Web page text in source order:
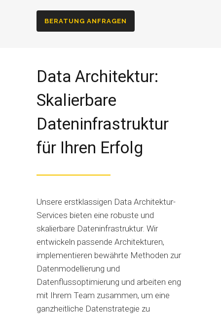
BERATUNG ANFRAGEN
Data Architektur:
Skalierbare
Dateninfrastruktur
für Ihren Erfolg
Unsere erstklassigen Data Architektur-
Services bieten eine robuste und
skalierbare Dateninfrastruktur. Wir
entwickeln passende Architekturen,
implementieren bewährte Methoden zur
Datenmodellierung und
Datenflussoptimierung und arbeiten eng
mit Ihrem Team zusammen, um eine
ganzheitliche Datenstrategie zu